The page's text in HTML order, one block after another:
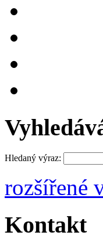
Hledaný výraz:
rozšířené
Kontakt